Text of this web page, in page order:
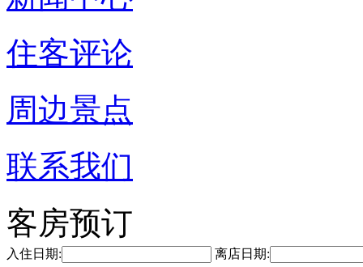
住客评论
周边景点
联系我们
客房预订
入住日期: 离店日期: